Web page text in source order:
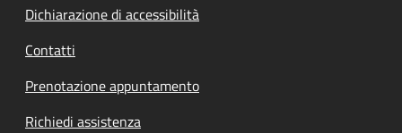
Dichiarazione di accessibilità
Contatti
Prenotazione appuntamento
Richiedi assistenza